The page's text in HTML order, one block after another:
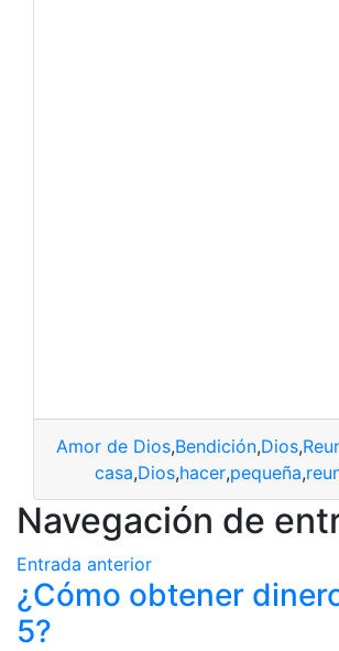
Amor de Dios,Bendición,Dios,
casa,Dios,hacer,pequeña,
Navegación de
Entrada anterior
¿Cómo obtener
5?